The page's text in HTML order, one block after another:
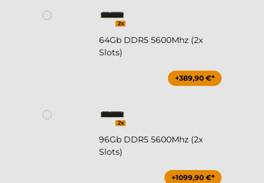
64Gb DDR5 5600Mhz (2x
Slots)
+389,90 €*
96Gb DDR5 5600Mhz (2x
Slots)
+1099,90 €*